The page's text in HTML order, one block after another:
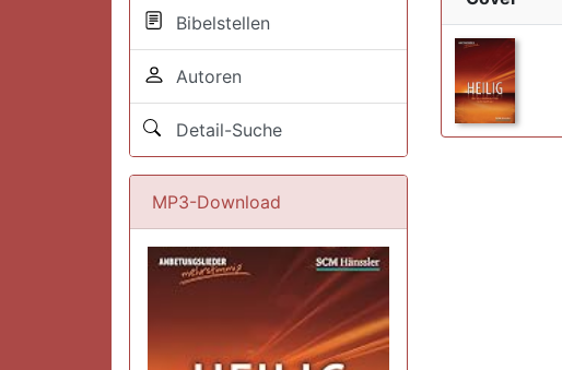
Bibelstellen
Autoren
Detail-Suche
MP3-Download